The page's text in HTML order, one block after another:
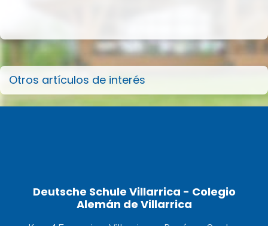
Otros artículos de interés
Deutsche Schule Villarrica - Colegio
Alemán de Villarrica